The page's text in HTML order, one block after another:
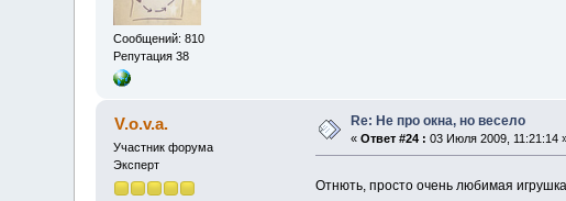
Сообщений: 810
Репутация 38
V.o.v.a.
Участник форума
Эксперт
Re: Не про окна, но весело
«Ответ #24 : 03 Июля 2009, 11:21:14
Отнють, просто очень любимая